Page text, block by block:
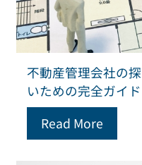
不動産管理会社の
いための完全ガイド
Read More